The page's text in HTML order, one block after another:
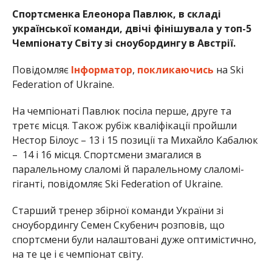
Спортсменка Елеонора Павлюк, в складі
української команди, двічі фінішувала у топ-5
Чемпіонату Світу зі сноубордингу в Австрії.
Повідомляє Інформатор, покликаючись на Ski
Federation of Ukraine.
На чемпіонаті Павлюк посіла перше, друге та
третє місця. Також рубіж кваліфікації пройшли
Нестор Білоус – 13 і 15 позиції та Михайло Кабалюк
– 14 і 16 місця. Спортсмени змагалися в
паралельному слаломі й паралельному слаломі-
гіганті, повідомляє Ski Federation of Ukraine.
Старший тренер збірної команди України зі
сноубордингу Семен Скубенич розповів, що
спортсмени були налаштовані дуже оптимістично,
на те це і є чемпіонат світу.